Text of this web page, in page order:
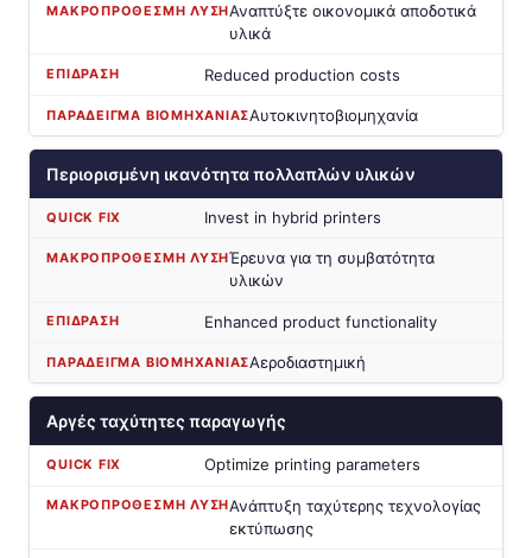
Αναπτύξτε οικονομικά αποδοτικά
υλικά
Reduced production costs
Αυτοκινητοβιομηχανία
Περιορισμένη ικανότητα πολλαπλών υλικών
Invest in hybrid printers
Έρευνα για τη συμβατότητα
υλικών
Enhanced product functionality
Αεροδιαστημική
Αργές ταχύτητες παραγωγής
Optimize printing parameters
Ανάπτυξη ταχύτερης τεχνολογίας
εκτύπωσης